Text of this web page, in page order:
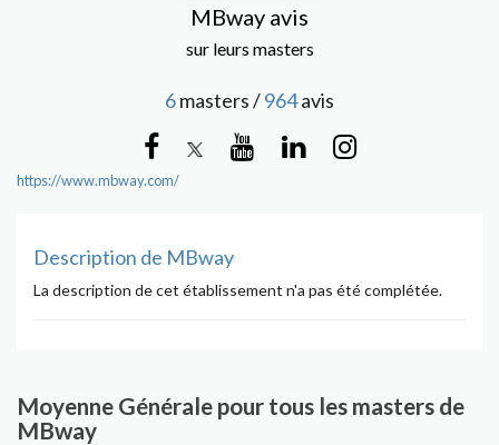
MBway avis
sur leurs masters
6masters /964avis
https://www.mbway.com/
Description de MBway
La description de cet établissement n'a pas été complétée.
Moyenne Générale pour tous les masters de
MBway